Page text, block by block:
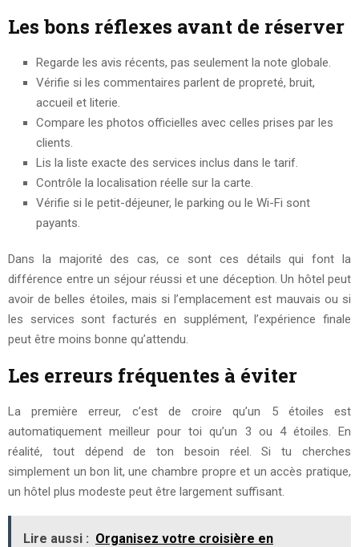
Les bons réflexes avant de réserver
Regarde les avis récents, pas seulement la note globale.
Vérifie si les commentaires parlent de propreté, bruit,
accueil et literie.
Compare les photos officielles avec celles prises par les
clients.
Lis la liste exacte des services inclus dans le tarif.
Contrôle la localisation réelle sur la carte.
Vérifie si le petit-déjeuner, le parking ou le Wi-Fi sont
payants.
Dans la majorité des cas, ce sont ces détails qui font la
différence entre un séjour réussi et une déception. Un hôtel peut
avoir de belles étoiles, mais si l’emplacement est mauvais ou si
les services sont facturés en supplément, l’expérience finale
peut être moins bonne qu’attendu.
Les erreurs fréquentes à éviter
La première erreur, c’est de croire qu’un 5 étoiles est
automatiquement meilleur pour toi qu’un 3 ou 4 étoiles. En
réalité, tout dépend de ton besoin réel. Si tu cherches
simplement un bon lit, une chambre propre et un accès pratique,
un hôtel plus modeste peut être largement suffisant.
Lire aussi : Organisez votre croisière en